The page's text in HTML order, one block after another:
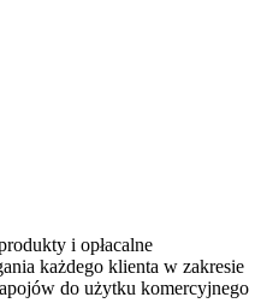
i opłacalne
każdego klienta w zakresie
do użytku komercyjnego